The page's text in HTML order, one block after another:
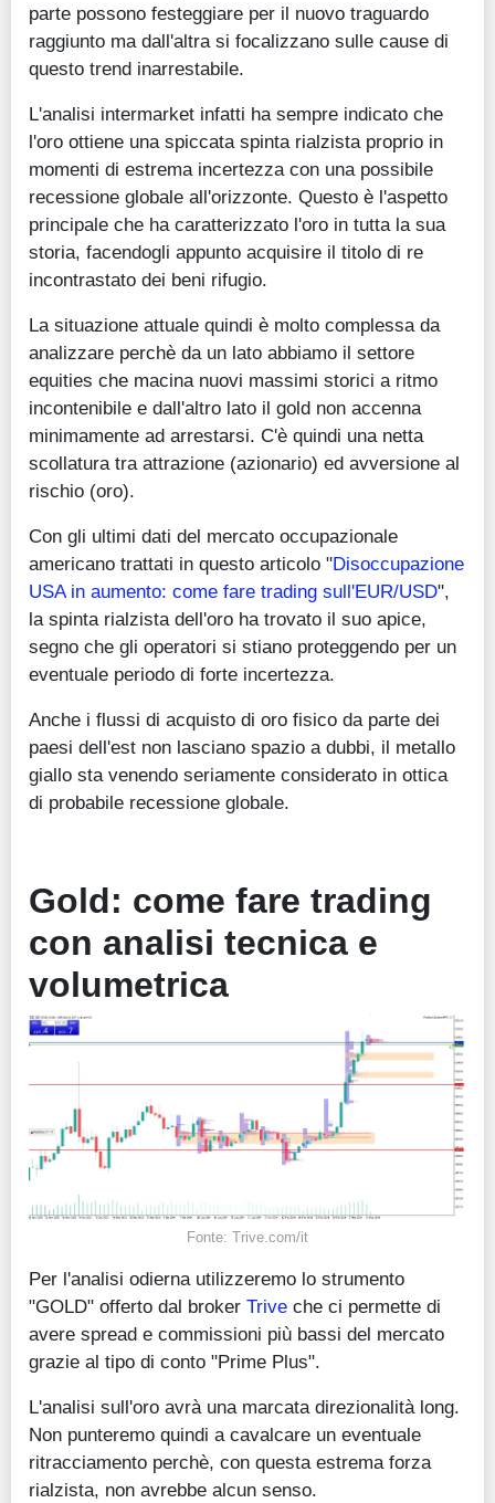
parte possono festeggiare per il nuovo traguardo
raggiunto ma dall'altra si focalizzano sulle cause di
questo trend inarrestabile.
L'analisi intermarket infatti ha sempre indicato che
l'oro ottiene una spiccata spinta rialzista proprio in
momenti di estrema incertezza con una possibile
recessione globale all'orizzonte. Questo è l'aspetto
principale che ha caratterizzato l'oro in tutta la sua
storia, facendogli appunto acquisire il titolo di re
incontrastato dei beni rifugio.
La situazione attuale quindi è molto complessa da
analizzare perchè da un lato abbiamo il settore
equities che macina nuovi massimi storici a ritmo
incontenibile e dall'altro lato il gold non accenna
minimamente ad arrestarsi. C'è quindi una netta
scollatura tra attrazione (azionario) ed avversione al
rischio (oro).
Con gli ultimi dati del mercato occupazionale
americano trattati in questo articolo "Disoccupazione
USA in aumento: come fare trading sull'EUR/USD",
la spinta rialzista dell'oro ha trovato il suo apice,
segno che gli operatori si stiano proteggendo per un
eventuale periodo di forte incertezza.
Anche i flussi di acquisto di oro fisico da parte dei
paesi dell'est non lasciano spazio a dubbi, il metallo
giallo sta venendo seriamente considerato in ottica
di probabile recessione globale.
Gold: come fare trading
con analisi tecnica e
volumetrica
Fonte: Trive.com/it
Per l'analisi odierna utilizzeremo lo strumento
"GOLD" offerto dal broker Trive che ci permette di
avere spread e commissioni più bassi del mercato
grazie al tipo di conto "Prime Plus".
L'analisi sull'oro avrà una marcata direzionalità long.
Non punteremo quindi a cavalcare un eventuale
ritracciamento perchè, con questa estrema forza
rialzista, non avrebbe alcun senso.